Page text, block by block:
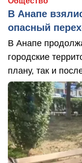
В Анапе
опасный
В Анапе
городские
плану, так и